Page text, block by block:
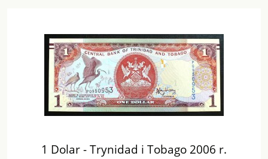
1 Dolar - Trynidad i Tobago 2006 r.